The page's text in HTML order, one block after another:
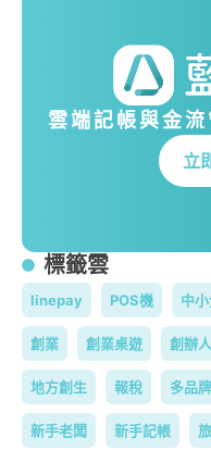
雲端記帳與金
立
標籤雲
linepay POS機 中
創業 創業桌遊 創辦
地方創生 報稅 多品牌
新手老闆 新手記帳